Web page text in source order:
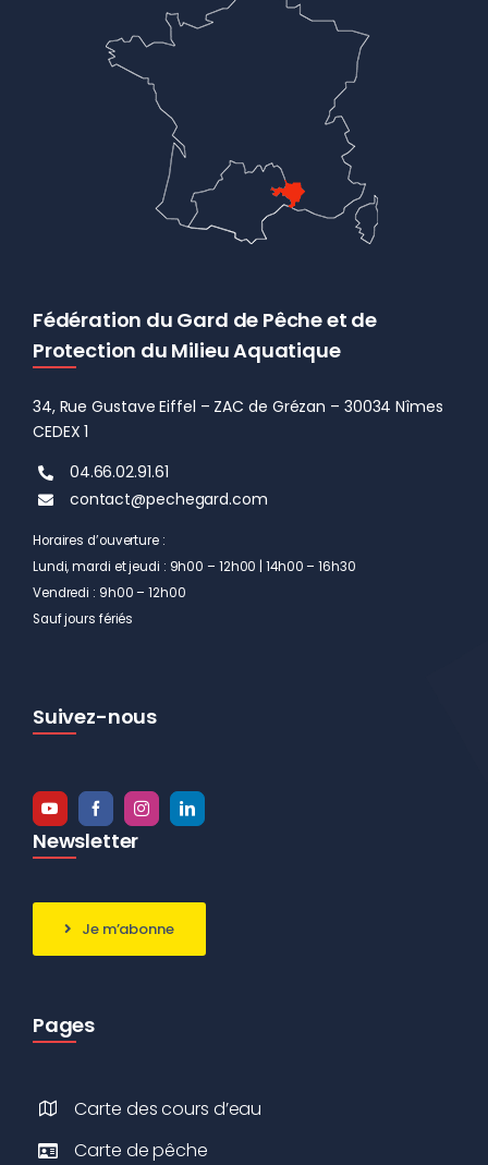
Fédération du Gard de Pêche et de
Protection du Milieu Aquatique
34, Rue Gustave Eiffel – ZAC de Grézan – 30034 Nîmes
CEDEX 1
04.66.02.91.61
contact@pechegard.com
Horaires d’ouverture :
Lundi, mardi et jeudi : 9h00 – 12h00 | 14h00 – 16h30
Vendredi : 9h00 – 12h00
Sauf jours fériés
Suivez-nous
Newsletter
Je m’abonne
Pages
Carte des cours d’eau
Carte de pêche